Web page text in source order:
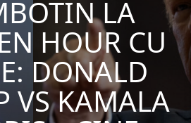
LA
HOUR CU
DONALD
VS KAMALA